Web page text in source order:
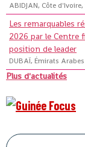
ABIDJAN, Côte
Les remarquables
2026 par le Centre
position de leader
DUBAÏ, Émirats
Plus d'actualités